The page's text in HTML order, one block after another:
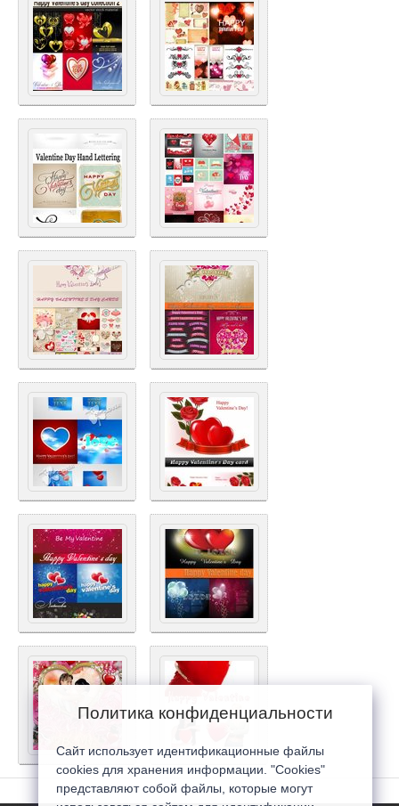
Политика конфиденциальности
Сайт использует идентификационные файлы
cookies для хранения информации. "Cookies"
представляют собой файлы, которые могут